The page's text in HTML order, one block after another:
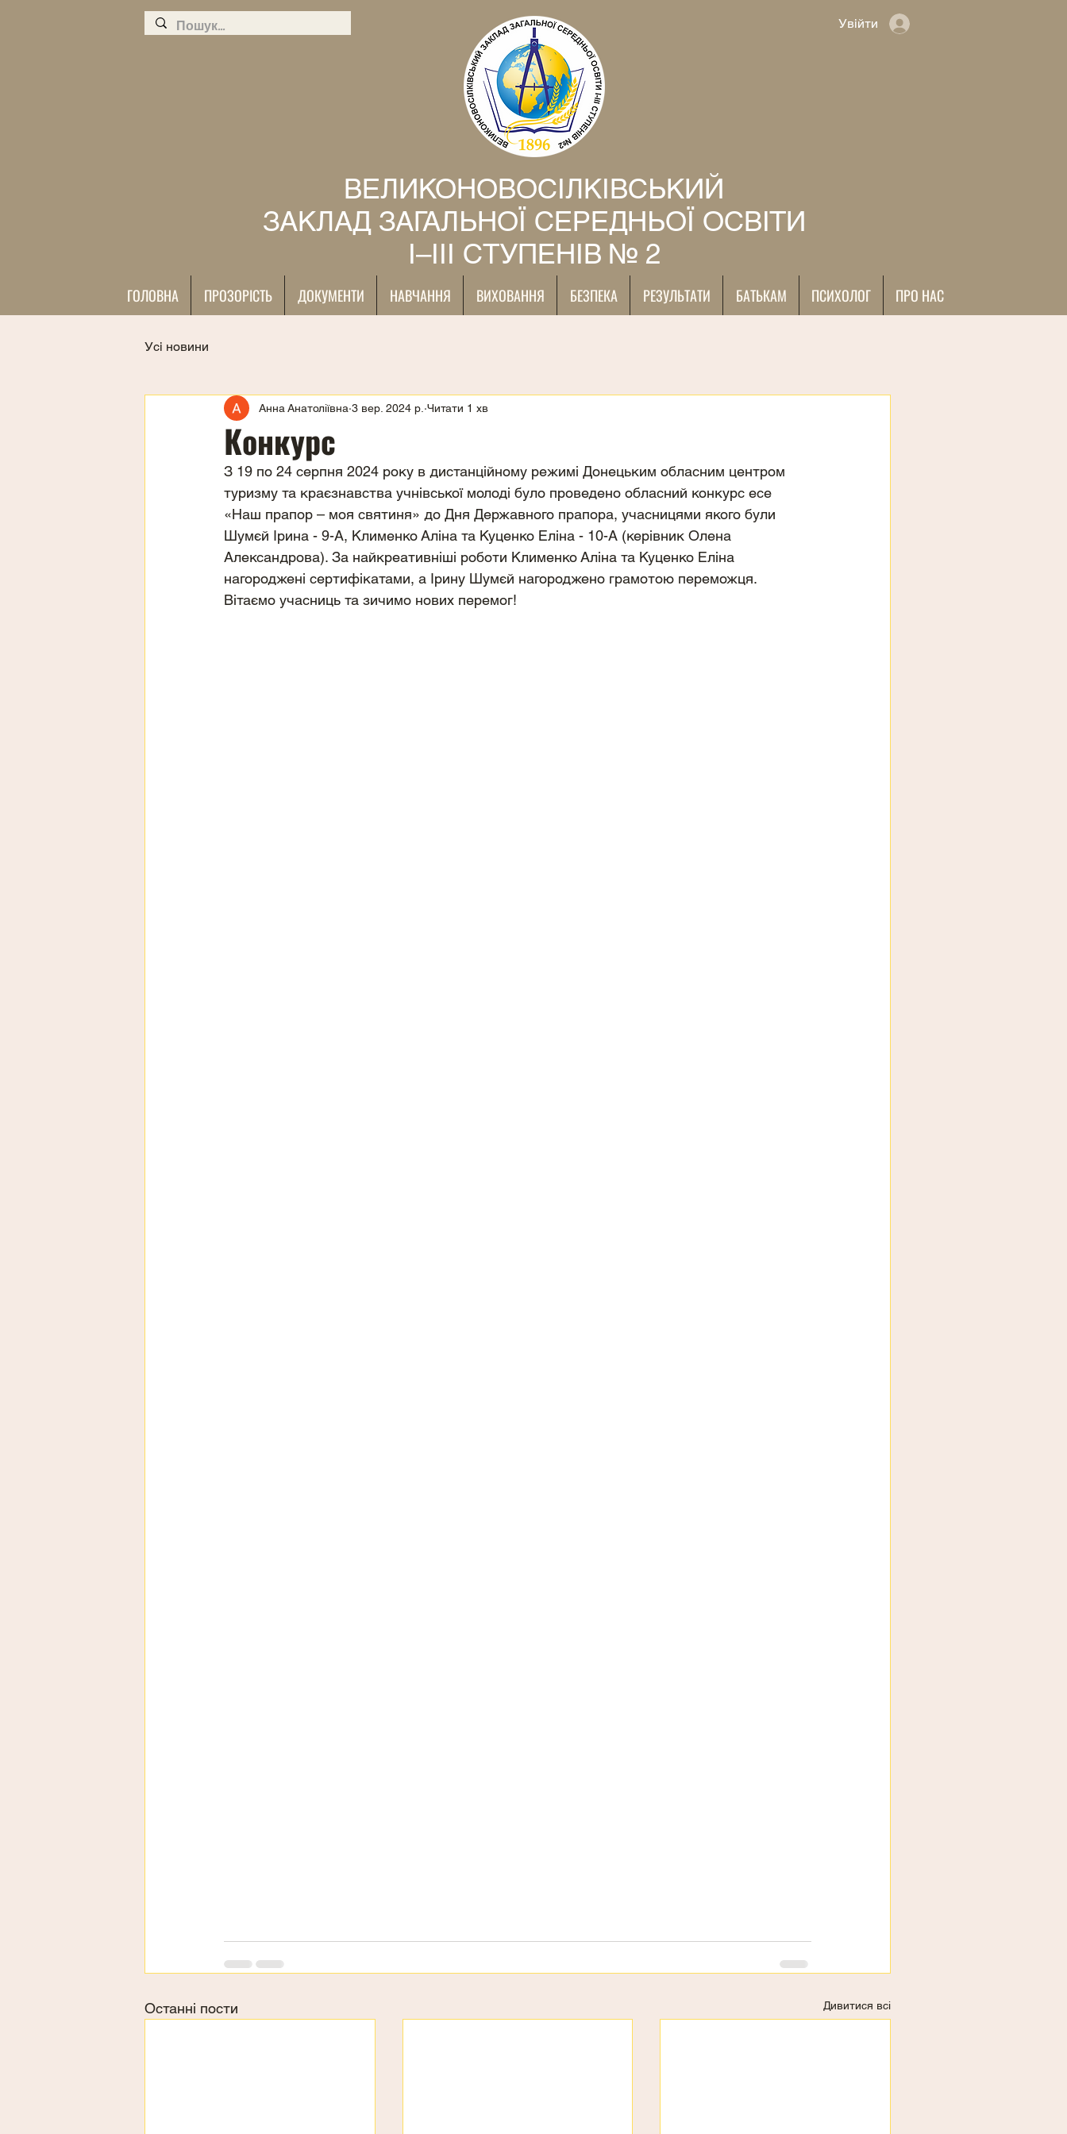
Увійти
ВЕЛИКОНОВОСІЛКІВСЬКИЙ
ЗАКЛАД ЗАГАЛЬНОЇ СЕРЕДНЬОЇ ОСВІТИ
І–ІІІ СТУПЕНІВ № 2
ГОЛОВНА ПРОЗОРІСТЬ ДОКУМЕНТИ НАВЧАННЯ ВИХОВАННЯ БЕЗПЕКА РЕЗУЛЬТАТИ БАТЬКАМ ПСИХОЛОГ ПРО НАС
Усі новини
Конкурс
Анна Анатоліївна 3 вер. 2024 р. Читати 1 хв
З 19 по 24 серпня 2024 року в дистанційному режимі Донецьким обласним центром
туризму та краєзнавства учнівської молоді було проведено обласний конкурс есе
«Наш прапор – моя святиня» до Дня Державного прапора, учасницями якого були
Шумєй Ірина - 9-А, Клименко Аліна та Куценко Еліна - 10-А (керівник Олена
Александрова). За найкреативніші роботи Клименко Аліна та Куценко Еліна
нагороджені сертифікатами, а Ірину Шумєй нагороджено грамотою переможця.
Вітаємо учасниць та зичимо нових перемог!
Останні пости Дивитися всі